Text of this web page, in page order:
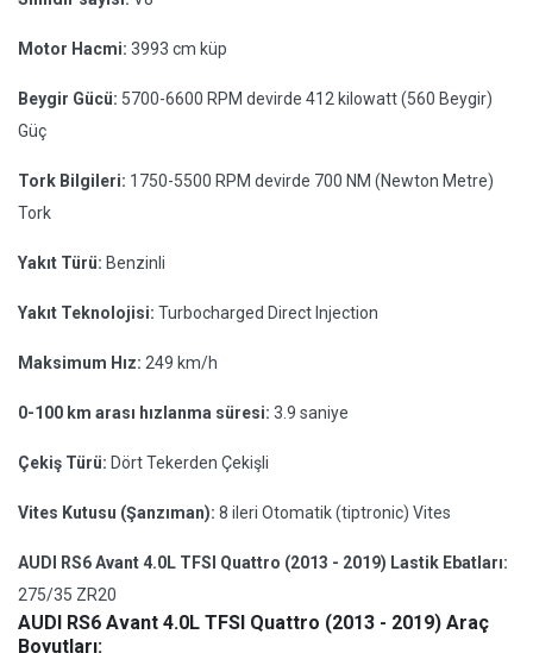
Motor Hacmi: 3993 cm küp
Beygir Gücü: 5700-6600 RPM devirde 412 kilowatt (560 Beygir)
Güç
Tork Bilgileri: 1750-5500 RPM devirde 700 NM (Newton Metre)
Tork
Yakıt Türü: Benzinli
Yakıt Teknolojisi: Turbocharged Direct Injection
Maksimum Hız: 249 km/h
0-100 km arası hızlanma süresi: 3.9 saniye
Çekiş Türü: Dört Tekerden Çekişli
Vites Kutusu (Şanzıman): 8 ileri Otomatik (tiptronic) Vites
AUDI RS6 Avant 4.0L TFSI Quattro (2013 - 2019) Lastik Ebatları:
275/35 ZR20
AUDI RS6 Avant 4.0L TFSI Quattro (2013 - 2019) Araç
Boyutları: